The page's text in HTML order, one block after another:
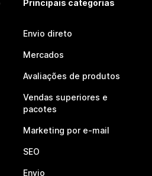
Principais categorias
Envio direto
Mercados
Avaliações de produtos
Vendas superiores e
pacotes
Marketing por e-mail
SEO
Envio